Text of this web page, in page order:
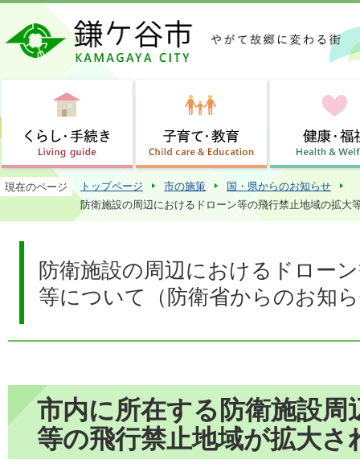
この
現在のページ トップページ 市の施策
国・県からのお知らせ
防衛施設の周辺におけるドローン等の飛行禁止地域の拡大
防衛施設の周辺におけるドロー
等について（防衛省からのお知
市内に所在する防衛施設
等の飛行禁止地域が拡大さ